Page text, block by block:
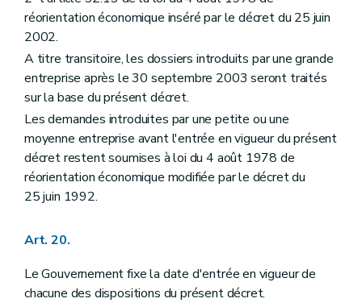
réorientation économique inséré par le décret du 25 juin
2002.
A titre transitoire, les dossiers introduits par une grande
entreprise après le 30 septembre 2003 seront traités
sur la base du présent décret.
Les demandes introduites par une petite ou une
moyenne entreprise avant l'entrée en vigueur du présent
décret restent soumises à loi du 4 août 1978 de
réorientation économique modifiée par le décret du
25 juin 1992.
Art. 20.
Le Gouvernement fixe la date d'entrée en vigueur de
chacune des dispositions du présent décret.